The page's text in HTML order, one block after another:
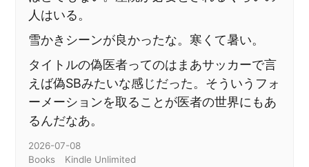
人はいる。
雪かきシーンが良かったな。寒くて暑い。
タイトルの偽医者ってのはまあサッカーで言
えば偽SBみたいな感じだった。そういうフォ
ーメーションを取ることが医者の世界にもあ
るんだなあ。
2026-07-08
Books
Kindle Unlimited